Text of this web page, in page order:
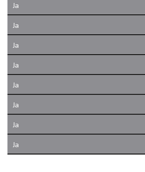
Ja
Ja
Ja
Ja
Ja
Ja
Ja
Ja